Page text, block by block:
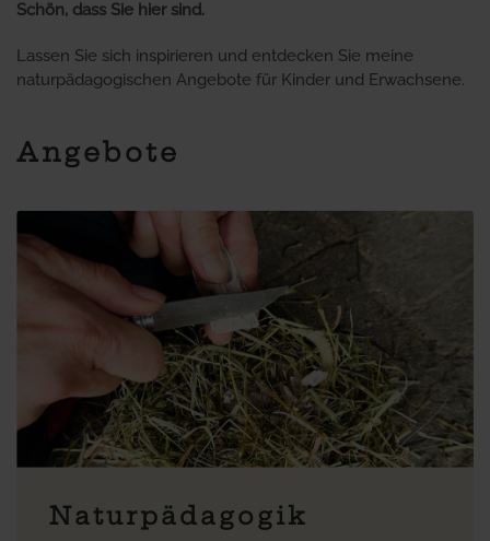
Schön, dass Sie hier sind.
Lassen Sie sich inspirieren und entdecken Sie meine
naturpädagogischen Angebote für Kinder und Erwachsene.
Angebote
Naturpädagogik